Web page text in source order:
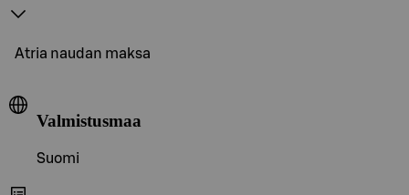
Atria naudan maksa
Valmistusmaa
Suomi